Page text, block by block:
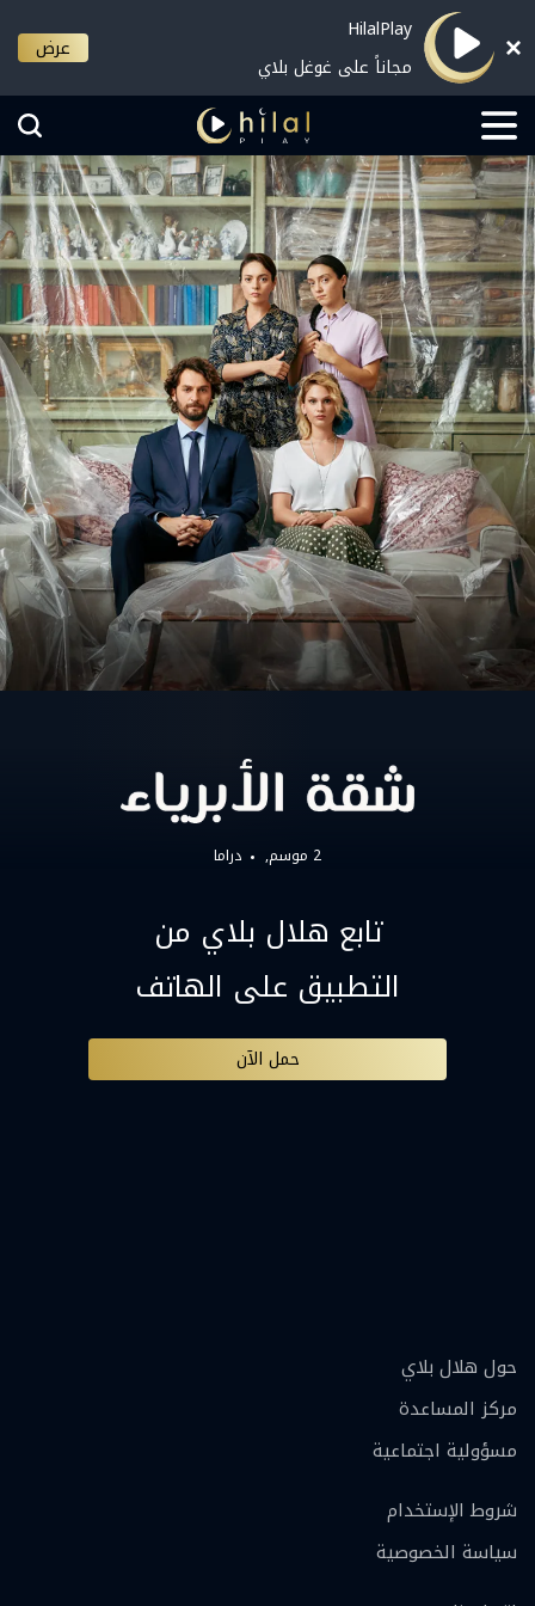
HilalPlay
مجاناً على غوغل بلاي
عرض
2 موسم, دراما
تابع هلال بلاي من
التطبيق على الهاتف
حمل الآن
حول هلال بلاي
مركز المساعدة
مسؤولية اجتماعية
شروط الإستخدام
سياسة الخصوصية